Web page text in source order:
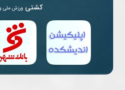
کشتی ورزش ملی